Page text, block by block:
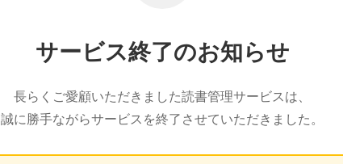
サービス終了のお知らせ
長らくご愛顧いただきました読書管理サービスは、
誠に勝手ながらサービスを終了させていただきました。